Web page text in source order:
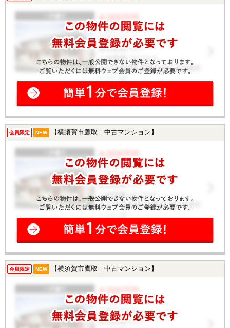
会員限定 NEW 【横須賀市鷹取｜中古マンション】
会員限定 NEW 【横須賀市鷹取｜中古マンション】